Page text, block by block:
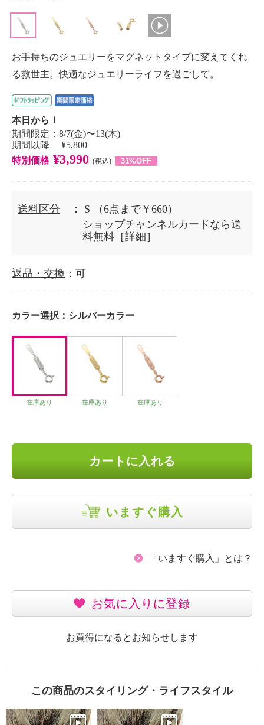
お手持ちのジュエリーをマグネットタイプに変えてくれ
る救世主。快適なジュエリーライフを過ごして。
本日から！
期間限定：8/7(金)〜13(木)
期間以降 ¥5,800
特別価格 ¥3,990 (税込) 31%OFF
送料区分 ： S
（6点まで￥660）
ショップチャンネルカードなら送
料無料［詳細 ］
返品・交換 ：可
カラー選択： シルバーカラー
在庫あり 在庫あり 在庫あり
カートに入れる
いますぐ購入
「いますぐ購入」とは？
お気に入りに登録
お買得になるとお知らせします
この商品のスタイリング・ライフスタイル